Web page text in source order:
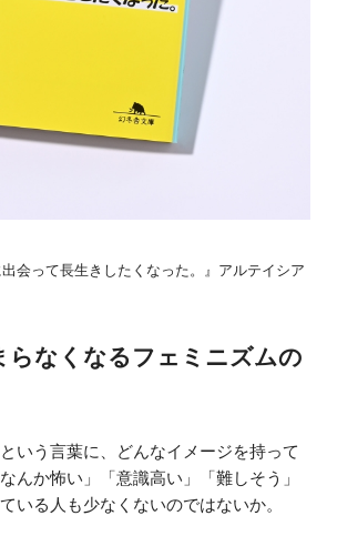
出会って長生きしたくなった。』アルテイシア
らなくなるフェミニズムの
という言葉に、どんなイメージを持って
んか怖い」「意識高い」「難しそう」
いる人も少なくないのではないか。